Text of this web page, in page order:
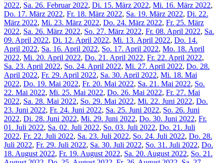
2022, Sa. 26. Februar 2022, Di. 15. März 2022, Mi. 16. März 2022,
Do. 17. März 2022, Fr. 18. März 2022, Sa. 19. März 2022, Di. 22.
März 2022, Mi. 23. März 2022, Do. 24. März 2022, Fr. 25. März
2022, Sa. 26. März 2022, So. 27. März 2022, Fr. 08. April 2022, Sa.
09. April 2022, Di. 12. April 2022, Mi. 13. April 2022, Do. 14.
April 2022, Sa. 16. April 2022, So. 17. April 2022, Mo. 18. April
2022, Mi. 20. April 2022, Do. 21. April 2022, Fr. 22. April 2022,
Sa. 23. April 2022, So. 24. April 2022, Mi. 27. April 2022, Do. 28.
April 2022, Fr. 29. April 2022, Sa. 30. April 2022, Mi. 18. Mai
2022, Do. 19. Mai 2022, Fr. 20. Mai 2022, Sa. 21. Mai 2022, So.
22. Mai 2022, Mi. 25. Mai 2022, Do. 26. Mai 2022, Fr. 27. Mai
2022, Sa. 28. Mai 2022, So. 29. Mai 2022, Mi. 22. Juni 2022, Do.
23. Juni 2022, Fr. 24. Juni 2022, Sa. 25. Juni 2022, So. 26. Juni
2022, Di. 28. Juni 2022, Mi. 29. Juni 2022, Do. 30. Juni 2022, Fr.
01. Juli 2022, Sa. 02. Juli 2022, So. 03. Juli 2022, Do. 21. Juli
2022, Fr. 22. Juli 2022, Sa. 23. Juli 2022, So. 24. Juli 2022, Do. 28.
Juli 2022, Fr. 29. Juli 2022, Sa. 30. Juli 2022, So. 31. Juli 2022, Do.
18. August 2022, Fr. 19. August 2022, Sa. 20. August 2022, So. 21.